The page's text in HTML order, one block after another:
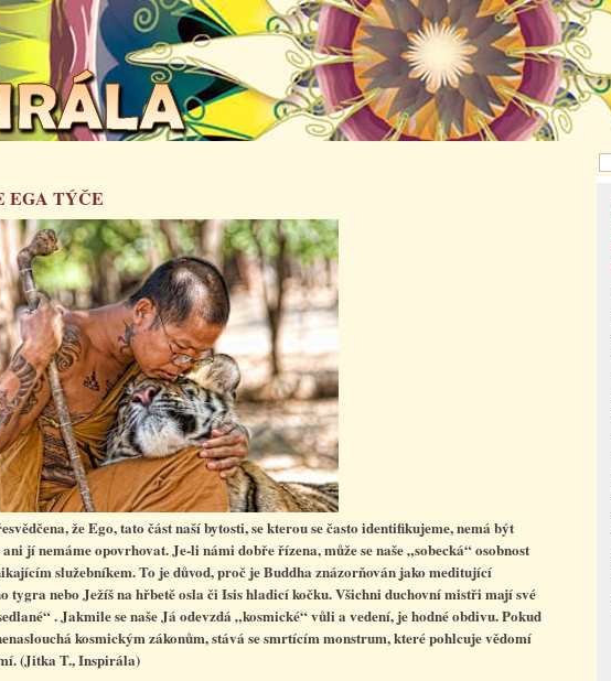
EGA TÝČE
že Ego, tato část naší bytosti, se kterou se často identifikujeme, nemá být
jí nemáme opovrhovat. Je-li námi dobře řízena, může se naše „sobecká“ osobnost
služebníkem. To je důvod, proč je Buddha znázorňován jako meditující
tygra nebo Ježíš na hřbetě osla či Isis hladicí kočku. Všichni duchovní mistři mají své
. Jakmile se naše Já odevzdá „kosmické“ vůli a vedení, je hodné obdivu. Pokud
kosmickým zákonům, stává se smrtícím monstrum, které pohlcuje vědomí
(Jitka T., Inspirála)